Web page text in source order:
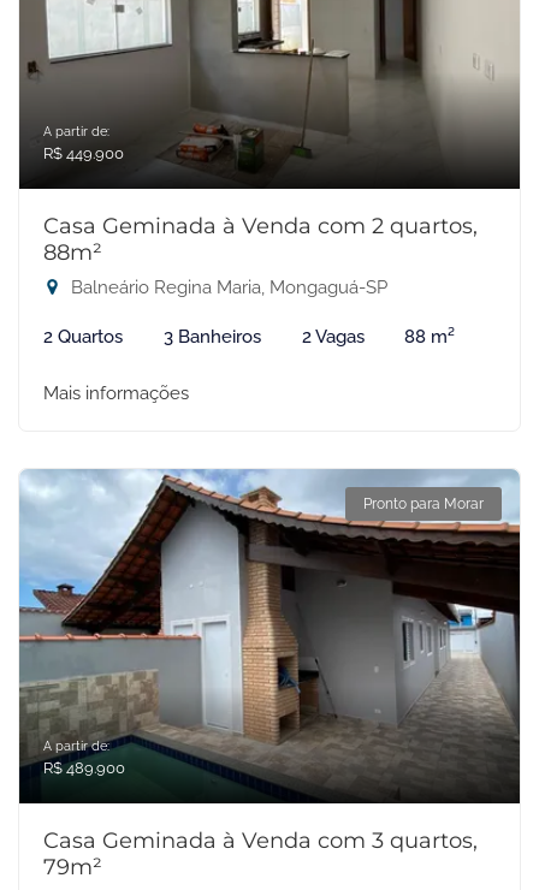
A partir de:
R$ 449.900
Casa Geminada à Venda com 2 quartos,
88m²
Balneário Regina Maria, Mongaguá-SP
2 Quartos 3 Banheiros 2 Vagas 88 m²
Mais informações
Pronto para Morar
A partir de:
R$ 489.900
Casa Geminada à Venda com 3 quartos,
79m²